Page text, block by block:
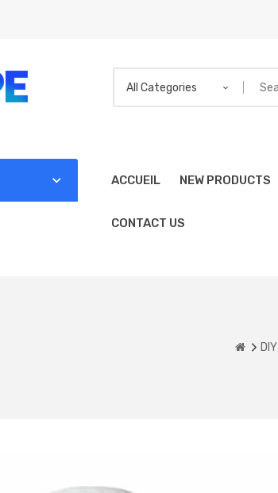
All Categories
ACCUEIL NEW PRODUCTS
CONTACT US
DIY